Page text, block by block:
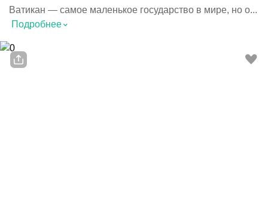
Ватикан — самое маленькое государство в мире, но о...
Подробнее⌃